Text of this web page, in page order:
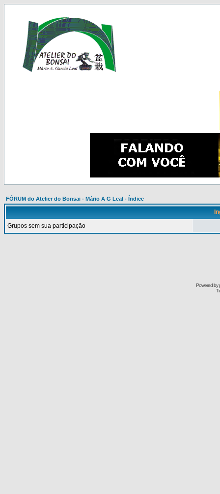
FÓRUM do Atelier do Bonsai - Mário A G Leal - Índice
Grupos sem sua participação
Powered by